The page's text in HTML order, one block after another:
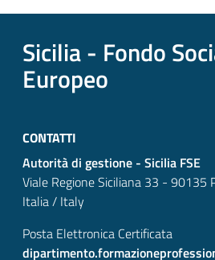
Sicilia - Fondo
Europeo
CONTATTI
Autorità di gestione - Sicilia FSE
Viale Regione Siciliana 33 - 90135
Italia / Italy
Posta Elettronica Certificata